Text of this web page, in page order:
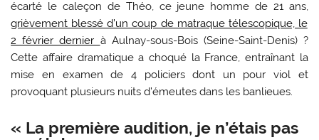
écarté le caleçon de Théo, ce jeune homme de 21 ans,
grièvement blessé d’un coup de matraque télescopique, le
2 février dernier à Aulnay-sous-Bois (Seine-Saint-Denis) ?
Cette affaire dramatique a choqué la France, entraînant la
mise en examen de 4 policiers dont un pour viol et
provoquant plusieurs nuits d’émeutes dans les banlieues.
« La première audition, je n’étais pas